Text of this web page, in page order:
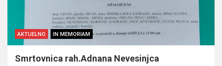
AKTUELNO IN MEMORIAM
Smrtovnica rah.Adnana Nevesinjca